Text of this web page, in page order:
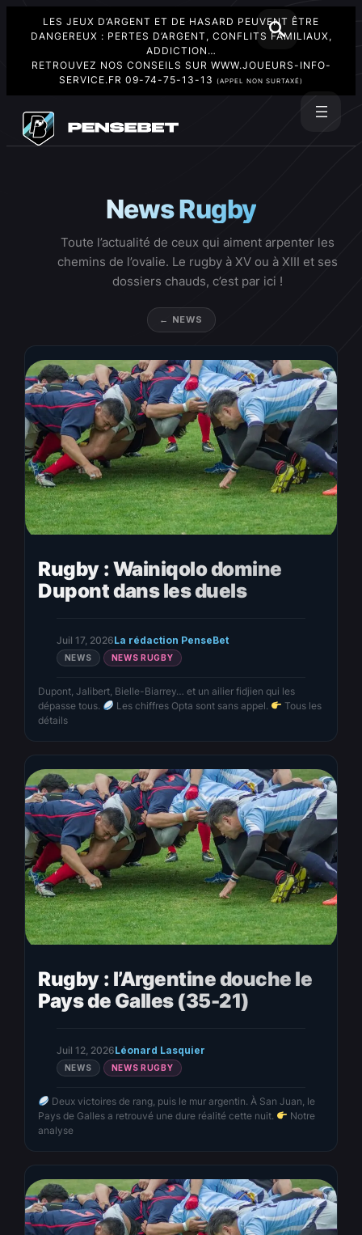
LES JEUX D’ARGENT ET DE HASARD PEUVENT ÊTRE
DANGEREUX : PERTES D’ARGENT, CONFLITS FAMILIAUX,
ADDICTION…
RETROUVEZ NOS CONSEILS SUR WWW.JOUEURS-INFO-
SERVICE.FR 09-74-75-13-13 (APPEL NON SURTAXÉ)
contenu
News Rugby
Toute l’actualité de ceux qui aiment arpenter les
chemins de l’ovalie. Le rugby à XV ou à XIII et ses
dossiers chauds, c’est par ici !
← NEWS
Rugby : Wainiqolo domine
Dupont dans les duels
Juil 17, 2026La rédaction PenseBet
NEWS NEWS RUGBY
Dupont, Jalibert, Bielle-Biarrey… et un ailier fidjien qui les
dépasse tous.
Les chiffres Opta sont sans appel.
Tous les
détails
Rugby : l’Argentine douche le
Pays de Galles (35-21)
Juil 12, 2026Léonard Lasquier
NEWS NEWS RUGBY
Deux victoires de rang, puis le mur argentin. À San Juan, le
Pays de Galles a retrouvé une dure réalité cette nuit.
Notre
analyse